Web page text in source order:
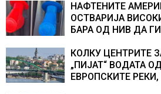
НАФТЕНИТЕ
ОСТВАРИЈА
БАРА ОД НИВ ДА
КОЛКУ ЦЕНТРИТЕ
„ПИЈАТ“ ВОДАТА
ЕВРОПСКИТЕ РЕКИ,